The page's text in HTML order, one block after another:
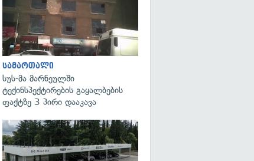
გადახედვა
სამართალი
სუს-მა მარნეულში
ტექინსპექტირების გაყალბების
ფაქტზე 3 პირი დააკავა